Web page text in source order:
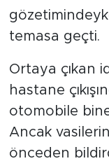
temasa geçti.
Ortaya çıkan
hastane
otomobile
Ancak
önceden